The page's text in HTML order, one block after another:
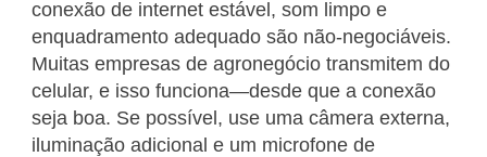
conexão de internet estável, som limpo e
enquadramento adequado são não-negociáveis.
Muitas empresas de agronegócio transmitem do
celular, e isso funciona—desde que a conexão
seja boa. Se possível, use uma câmera externa,
iluminação adicional e um microfone de